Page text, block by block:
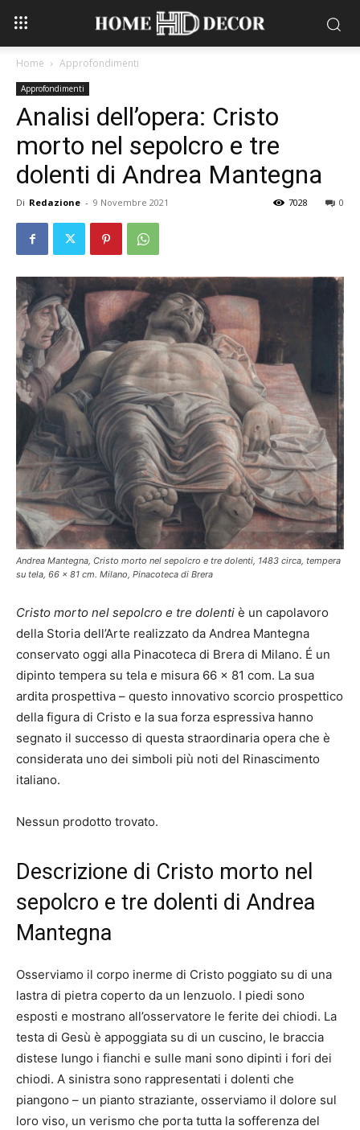
Home Approfondimenti
Approfondimenti
Analisi dell’opera: Cristo
morto nel sepolcro e tre
dolenti di Andrea Mantegna
Di Redazione - 9 Novembre 2021 0
7028
Andrea Mantegna, Cristo morto nel sepolcro e tre dolenti, 1483 circa, tempera
su tela, 66 x 81 cm. Milano, Pinacoteca di Brera
Cristo morto nel sepolcro e tre dolenti è un capolavoro
della Storia dell’Arte realizzato da Andrea Mantegna
conservato oggi alla Pinacoteca di Brera di Milano. É un
dipinto tempera su tela e misura 66 x 81 com. La sua
ardita prospettiva – questo innovativo scorcio prospettico
della figura di Cristo e la sua forza espressiva hanno
segnato il successo di questa straordinaria opera che è
considerata uno dei simboli più noti del Rinascimento
italiano.
Nessun prodotto trovato.
Descrizione di Cristo morto nel
sepolcro e tre dolenti di Andrea
Mantegna
Osserviamo il corpo inerme di Cristo poggiato su di una
lastra di pietra coperto da un lenzuolo. I piedi sono
esposti e mostrano all’osservatore le ferite dei chiodi. La
testa di Gesù è appoggiata su di un cuscino, le braccia
distese lungo i fianchi e sulle mani sono dipinti i fori dei
chiodi. A sinistra sono rappresentati i dolenti che
piangono – un pianto straziante, osserviamo il dolore sul
loro viso, un verismo che porta tutta la sofferenza del